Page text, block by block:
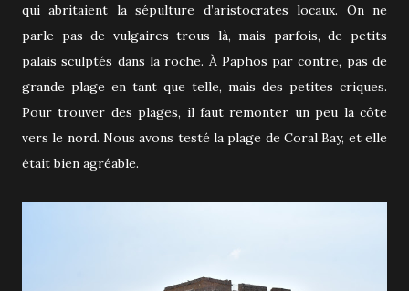
qui abritaient la sépulture d’aristocrates locaux. On ne
parle pas de vulgaires trous là, mais parfois, de petits
palais sculptés dans la roche. À Paphos par contre, pas de
grande plage en tant que telle, mais des petites criques.
Pour trouver des plages, il faut remonter un peu la côte
vers le nord. Nous avons testé la plage de Coral Bay, et elle
était bien agréable.